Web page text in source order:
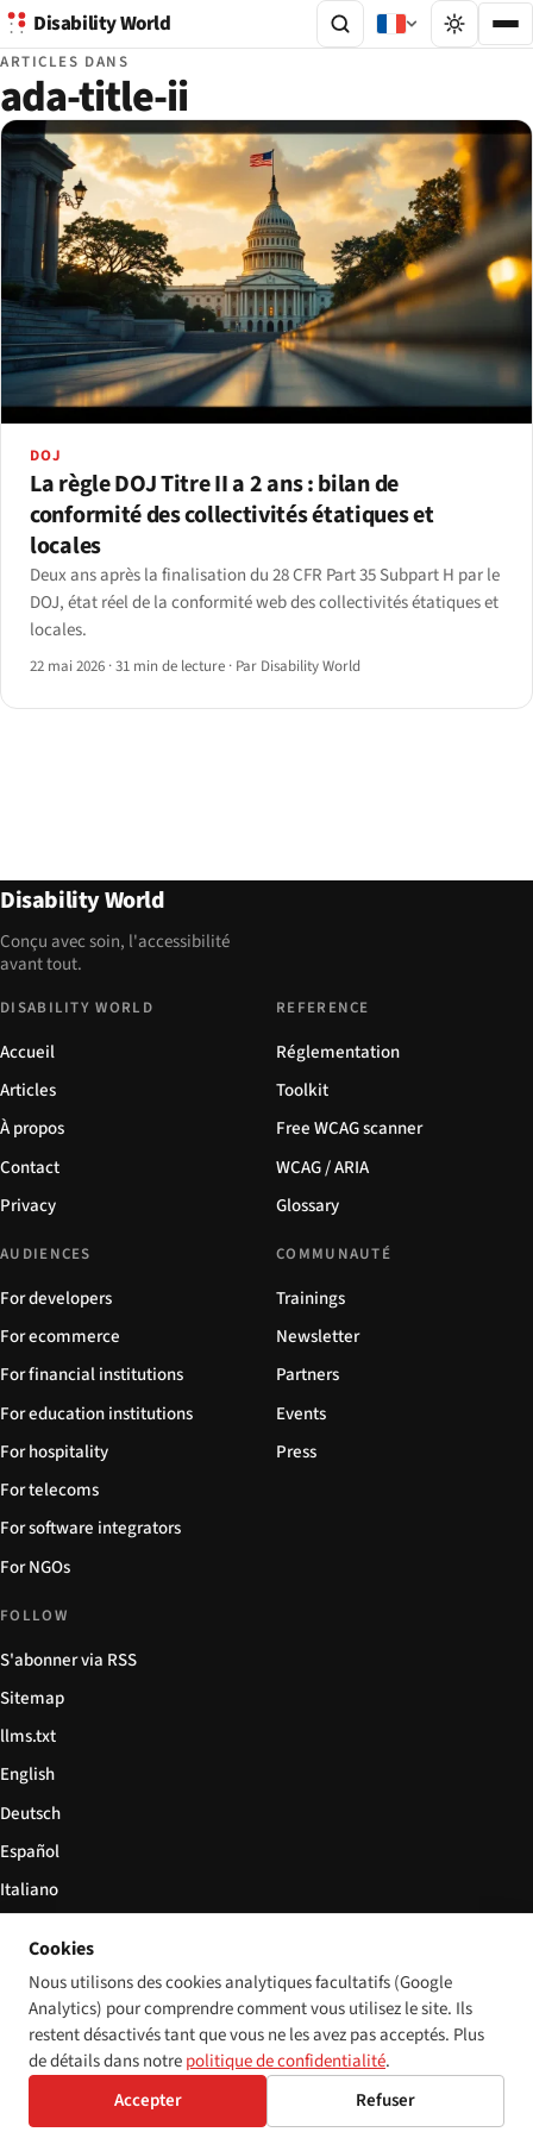
Disability World
ARTICLES DANS
ada-title-ii
DOJ
La règle DOJ Titre II a 2 ans : bilan de
conformité des collectivités étatiques et
locales
Deux ans après la finalisation du 28 CFR Part 35 Subpart H par le
DOJ, état réel de la conformité web des collectivités étatiques et
locales.
22 mai 2026 ·31 min de lecture · Par Disability World
Disability World
Conçu avec soin, l'accessibilité
avant tout.
DISABILITY WORLD
Accueil
Articles
À propos
Contact
Privacy
REFERENCE
Réglementation
Toolkit
Free WCAG scanner
WCAG / ARIA
Glossary
AUDIENCES
For developers
For ecommerce
For financial institutions
For education institutions
For hospitality
For telecoms
For software integrators
For NGOs
COMMUNAUTÉ
Trainings
Newsletter
Partners
Events
Press
FOLLOW
S'abonner via RSS
Sitemap
llms.txt
English
Deutsch
Español
Italiano
© 2026 Disability World. Tous droits réservés. Cookie settings
DeutschEspañol 简体中文Polski
Cookies
Nous utilisons des cookies analytiques facultatifs (Google
Analytics) pour comprendre comment vous utilisez le site. Ils
restent désactivés tant que vous ne les avez pas acceptés. Plus
de détails dans notrepolitique de confidentialité.
Accepter
Refuser